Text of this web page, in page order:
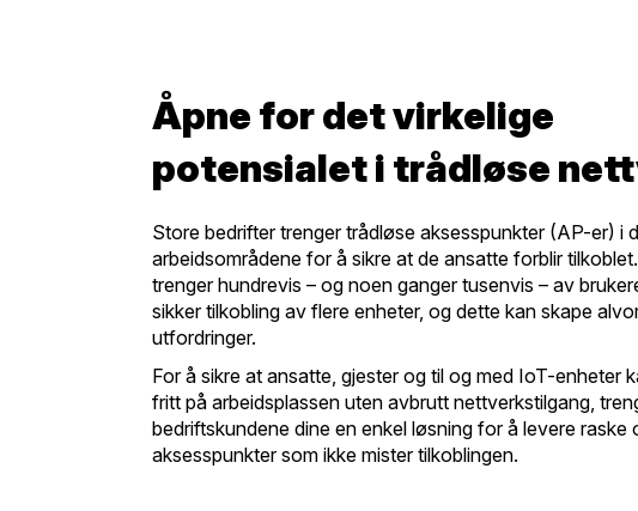
Åpne for det virkelige
potensialet i trådløse
Store bedrifter trenger trådløse aksesspunkter (AP-er) i
arbeidsområdene for å sikre at de ansatte forblir
trenger hundrevis – og noen ganger tusenvis – av
sikker tilkobling av flere enheter, og dette kan skape
utfordringer.
For å sikre at ansatte, gjester og til og med IoT-enheter
fritt på arbeidsplassen uten avbrutt nettverkstilgang,
bedriftskundene dine en enkel løsning for å levere raske
aksesspunkter som ikke mister tilkoblingen.